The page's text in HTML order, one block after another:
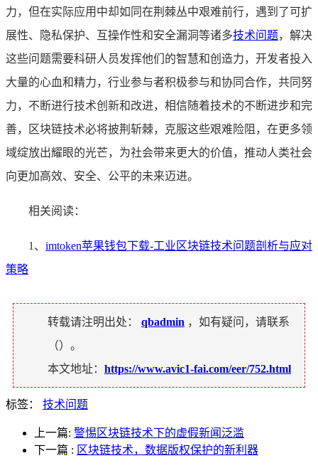
力，但在实际应用中却如同在荆棘丛中艰难前行，遇到了可扩
展性、隐私保护、互操作性和安全漏洞等诸多技术问题，解决
这些问题需要科研人员发挥他们的智慧和创造力，开发者投入
大量的心血和精力，行业参与者积极参与和协同合作，共同努
力，不断进行技术创新和改进，相信随着技术的不断进步和完
善，区块链技术必将披荆斩棘，克服这些艰难险阻，在更多领
域绽放出耀眼的光芒，为社会带来更大的价值，推动人类社会
向更加高效、安全、公平的未来迈进。
相关阅读：
1、 imtoken苹果钱包下载-工业区块链技术问题剖析与应对
策略
转载请注明出处： qbadmin ，如有疑问，请联系
（）。
本文地址： https://www.avic1-fai.com/eer/752.html
标签： 技术问题
上一篇: 警惕区块链技术下的虚假新闻泛滥
下一篇 : 区块链技术，数据版权保护的新利器